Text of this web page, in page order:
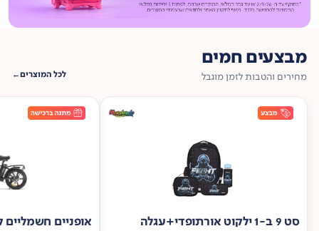
מבצעים חמים
מחירים והטבות לזמן מוגבל לכל המוצרים
סט 9 ב-1 ילקוט אורתופדי+עגלה אופניים חשמליים